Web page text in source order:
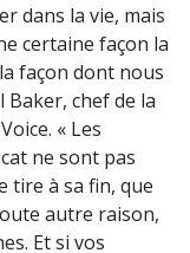
dans la vie, mais
certaine façon la
façon dont nous
chef de la
« Les
ne sont pas
tire à sa fin, que
autre raison,
Et si vos